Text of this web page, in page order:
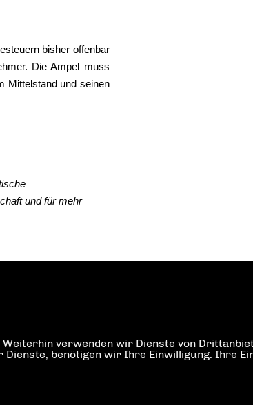
bisher offenbar
Die Ampel muss
Mittelstand und seinen
und für mehr
verwenden wir Dienste von
benötigen wir Ihre Einwilligung. Ihre